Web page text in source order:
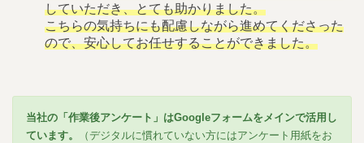
していただき、とても助かりました。
こちらの気持ちにも配慮しながら進めてくださった
ので、安心してお任せすることができました。
当社の「作業後アンケート」はGoogleフォームをメインで活用し
ています。
（デジタルに慣れていない方にはアンケート用紙をお